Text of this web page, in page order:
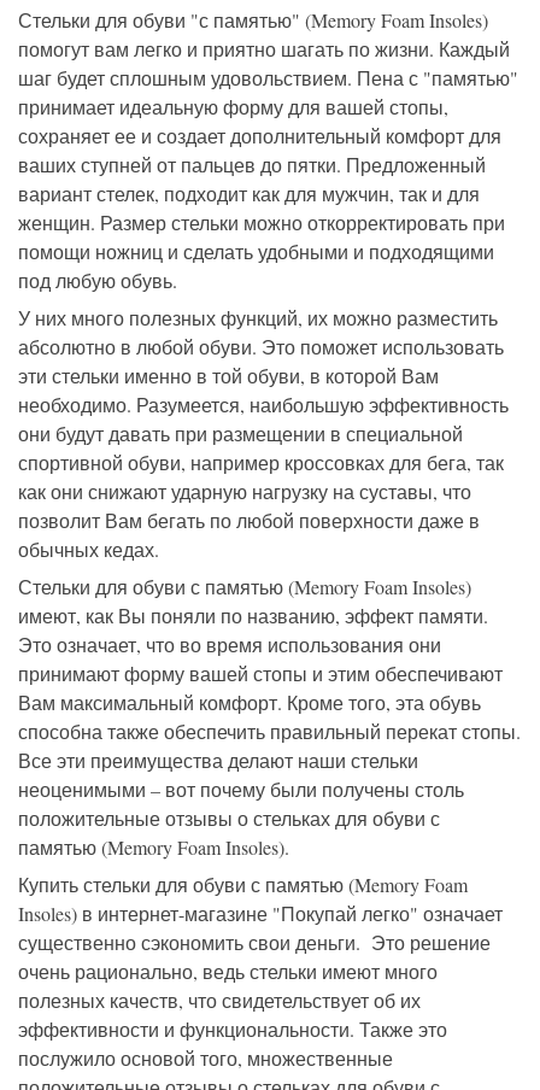
Стельки для обуви "с памятью" (Memory Foam Insoles)
помогут вам легко и приятно шагать по жизни. Каждый
шаг будет сплошным удовольствием. Пена с "памятью"
принимает идеальную форму для вашей стопы,
сохраняет ее и создает дополнительный комфорт для
ваших ступней от пальцев до пятки. Предложенный
вариант стелек, подходит как для мужчин, так и для
женщин. Размер стельки можно откорректировать при
помощи ножниц и сделать удобными и подходящими
под любую обувь.
У них много полезных функций, их можно разместить
абсолютно в любой обуви. Это поможет использовать
эти стельки именно в той обуви, в которой Вам
необходимо. Разумеется, наибольшую эффективность
они будут давать при размещении в специальной
спортивной обуви, например кроссовках для бега, так
как они снижают ударную нагрузку на суставы, что
позволит Вам бегать по любой поверхности даже в
обычных кедах.
Стельки для обуви с памятью (Memory Foam Insoles)
имеют, как Вы поняли по названию, эффект памяти.
Это означает, что во время использования они
принимают форму вашей стопы и этим обеспечивают
Вам максимальный комфорт. Кроме того, эта обувь
способна также обеспечить правильный перекат стопы.
Все эти преимущества делают наши стельки
неоценимыми – вот почему были получены столь
положительные отзывы о стельках для обуви с
памятью (Memory Foam Insoles).
Купить стельки для обуви с памятью (Memory Foam
Insoles) в интернет-магазине "Покупай легко" означает
существенно сэкономить свои деньги. Это решение
очень рационально, ведь стельки имеют много
полезных качеств, что свидетельствует об их
эффективности и функциональности. Также это
послужило основой того, множественные